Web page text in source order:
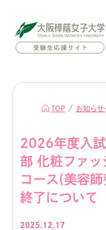
TOP お知らせ
2026年度入
部 化粧ファ
コース(美容
終了について
2025.12.17